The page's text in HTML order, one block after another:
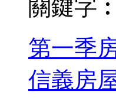
關鍵字︰
第一季
信義房